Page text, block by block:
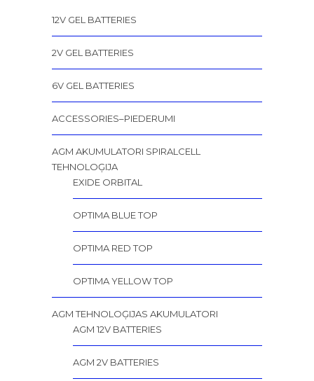
12V GEL BATTERIES
2V GEL BATTERIES
6V GEL BATTERIES
ACCESSORIES–PIEDERUMI
AGM AKUMULATORI SPIRALCELL
TEHNOLOĢIJA
EXIDE ORBITAL
OPTIMA BLUE TOP
OPTIMA RED TOP
OPTIMA YELLOW TOP
AGM TEHNOLOĢIJAS AKUMULATORI
AGM 12V BATTERIES
AGM 2V BATTERIES